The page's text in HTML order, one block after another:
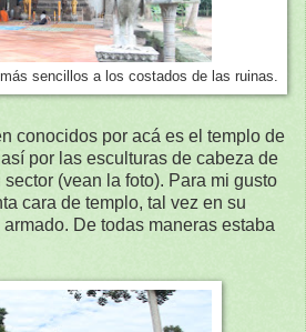
más sencillos a los costados de las ruinas.
conocidos por acá es el templo de
por las esculturas de cabeza de
(vean la foto). Para mi gusto
cara de templo, tal vez en su
De todas maneras estaba